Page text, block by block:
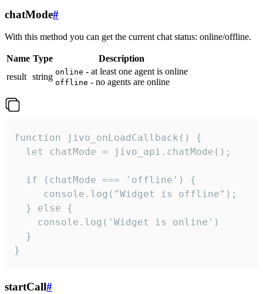
chatMode#
With this method you can get the current chat status: online/offline.
Name Type
Description
result string online - at least one agent is online
offline - no agents are online
function jivo_onLoadCallback() {
  let chatMode = jivo_api.chatMode();
  if (chatMode === 'offline') {
     console.log("Widget is offline");
  } else {
    console.log('Widget is online')
  }
}
startCall#